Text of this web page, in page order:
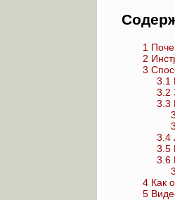
1
2
3
3.1
3.2
3.3
3.4
3.5
3.6
4 Как
5